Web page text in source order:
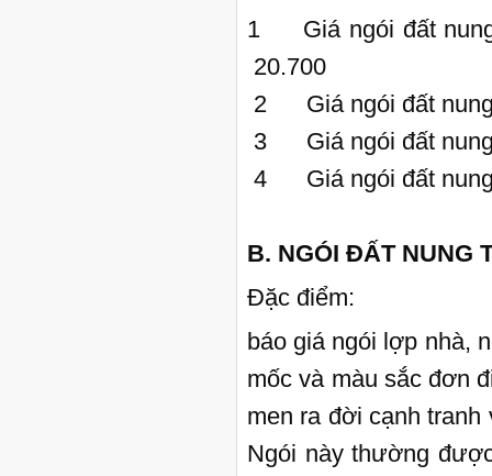
1 Giá ngói đất
20.700
2 Giá ngói đất
3 Giá ngói đất
4 Giá ngói đất
B. NGÓI ĐẤT NUNG
Đặc điểm:
báo giá ngói lợp nhà,
mốc và màu sắc đơn
men ra đời cạnh
Ngói này thường